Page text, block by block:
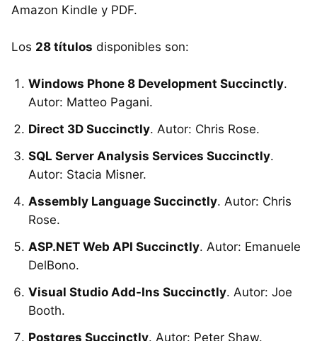
Amazon Kindle y PDF.
Los 28 títulos disponibles son:
Windows Phone 8 Development Succinctly.
Autor: Matteo Pagani.
Direct 3D Succinctly. Autor: Chris Rose.
SQL Server Analysis Services Succinctly.
Autor: Stacia Misner.
Assembly Language Succinctly. Autor: Chris
Rose.
ASP.NET Web API Succinctly. Autor: Emanuele
DelBono.
Visual Studio Add-Ins Succinctly. Autor: Joe
Booth.
Postgres Succinctly. Autor: Peter Shaw.